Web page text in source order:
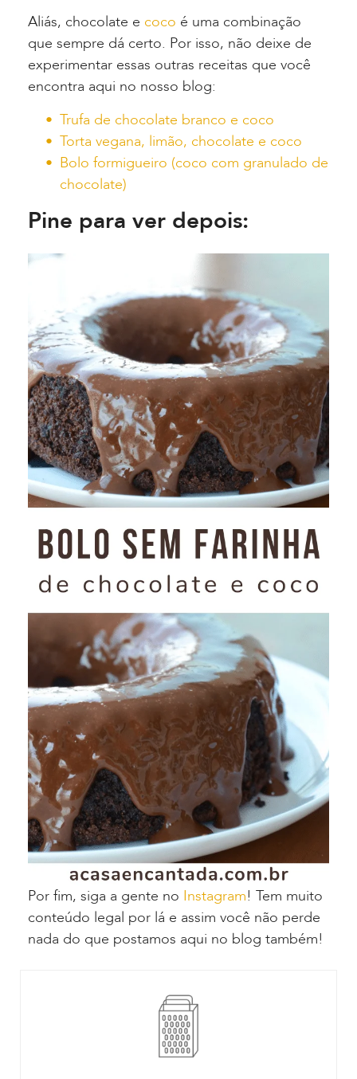
Aliás, chocolate e coco é uma combinação
que sempre dá certo. Por isso, não deixe de
experimentar essas outras receitas que você
encontra aqui no nosso blog:
Trufa de chocolate branco e coco
Torta vegana, limão, chocolate e coco
Bolo formigueiro (coco com granulado de
chocolate)
Pine para ver depois:
Por fim, siga a gente no Instagram! Tem muito
conteúdo legal por lá e assim você não perde
nada do que postamos aqui no blog também!